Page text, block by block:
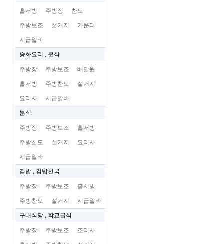
홀서빙 주방장 찬모
주방보조 설거지 카운터
시급알바
중화요리 , 분식
주방장 주방보조 배달원
홀서빙 주방찬모 설거지
요리사 시급알바
분식
주방장 주방보조 홀서빙
주방찬모 설거지 요리사
시급알바
김밥 , 김밥천국
주방장 주방보조 홀서빙
주방찬모 설거지 시급알바
구내식당 , 학교급식
주방장 주방보조 조리사